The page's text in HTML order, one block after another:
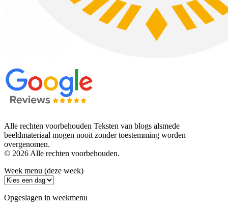
Alle rechten voorbehouden Teksten van blogs alsmede
beeldmateriaal mogen nooit zonder toestemming worden
overgenomen.
© 2026 Alle rechten voorbehouden.
Week menu (deze week)
Opgeslagen in weekmenu